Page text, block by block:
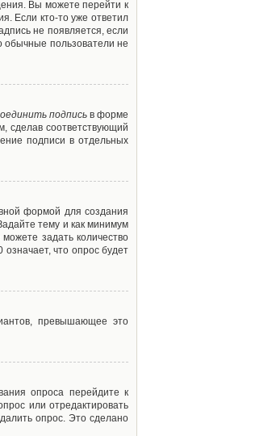
Вы можете перейти к
Если кто-то уже ответил
не появляется, если
обычные пользователи не
подписьв форме
сделав соответствующий
подписи в отдельных
формой для создания
тему и как минимум
задать количество
что опрос будет
превышающее это
опроса перейдите к
или отредактировать
опрос. Это сделано